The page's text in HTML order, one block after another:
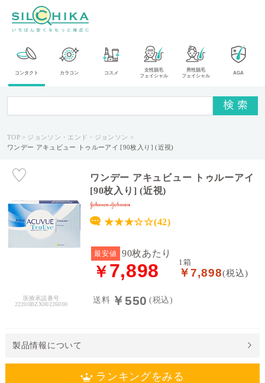
コンタクト カラコン コスメ
女性脱毛
フェイシャル
男性脱毛
フェイシャル
AGA
TOP
ジョンソン・エンド・ジョンソン
ワンデー アキュビュー トゥルーアイ [90枚入り] (近視)
医療承認番号
22200BZX00226000
ワンデー アキュビュー トゥルーアイ
[90枚入り] (近視)
★★★☆☆(42)
製品情報について
送料 ￥550 (税込)
最安値 90枚あたり
￥ 7,898 1箱
￥7,898(税込)
ランキングをみる
カ
テ
ゴ
メ
ー
ー
タ
イ
プ
処
ん